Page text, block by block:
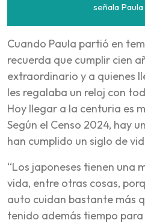
señala
Cuando Paula partió en
recuerda que cumplir cien
extraordinario y a quienes
les regalaba un reloj con
Hoy llegar a la centuria es
Según el Censo 2024, hay
han cumplido un siglo de
“Los japoneses tienen una
vida, entre otras cosas,
auto cuidan bastante más
tenido además tiempo